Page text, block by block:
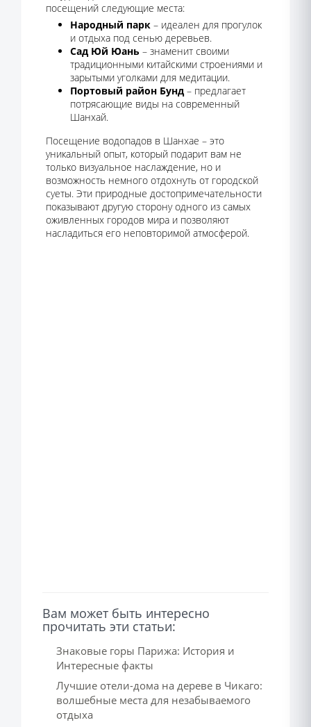
посещений следующие места:
Народный парк – идеален для прогулок
и отдыха под сенью деревьев.
Сад Юй Юань – знаменит своими
традиционными китайскими строениями и
зарытыми уголками для медитации.
Портовый район Бунд – предлагает
потрясающие виды на современный
Шанхай.
Посещение водопадов в Шанхае – это
уникальный опыт, который подарит вам не
только визуальное наслаждение, но и
возможность немного отдохнуть от городской
суеты. Эти природные достопримечательности
показывают другую сторону одного из самых
оживленных городов мира и позволяют
насладиться его неповторимой атмосферой.
Вам может быть интересно
прочитать эти статьи:
Знаковые горы Парижа: История и
Интересные факты
Лучшие отели-дома на дереве в Чикаго:
волшебные места для незабываемого
отдыха